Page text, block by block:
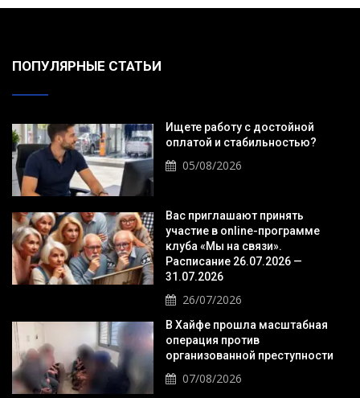
ПОПУЛЯРНЫЕ СТАТЬИ
Ищете работу с достойной
оплатой и стабильностью?
05/08/2026
Вас приглашают принять
участие в online-программе
клуба «Мы на связи».
Расписание 26.07.2026 —
31.07.2026
26/07/2026
В Хайфе прошла масштабная
операция против
организованной преступности
07/08/2026